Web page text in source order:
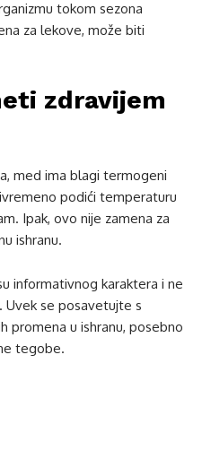
tokom sezona
za lekove, može biti
zdravijem
med ima blagi termogeni
podići temperaturu
Ipak, ovo nije zamena za
ishranu.
informativnog karaktera i ne
Uvek se posavetujte s
promena u ishranu, posebno
tegobe.